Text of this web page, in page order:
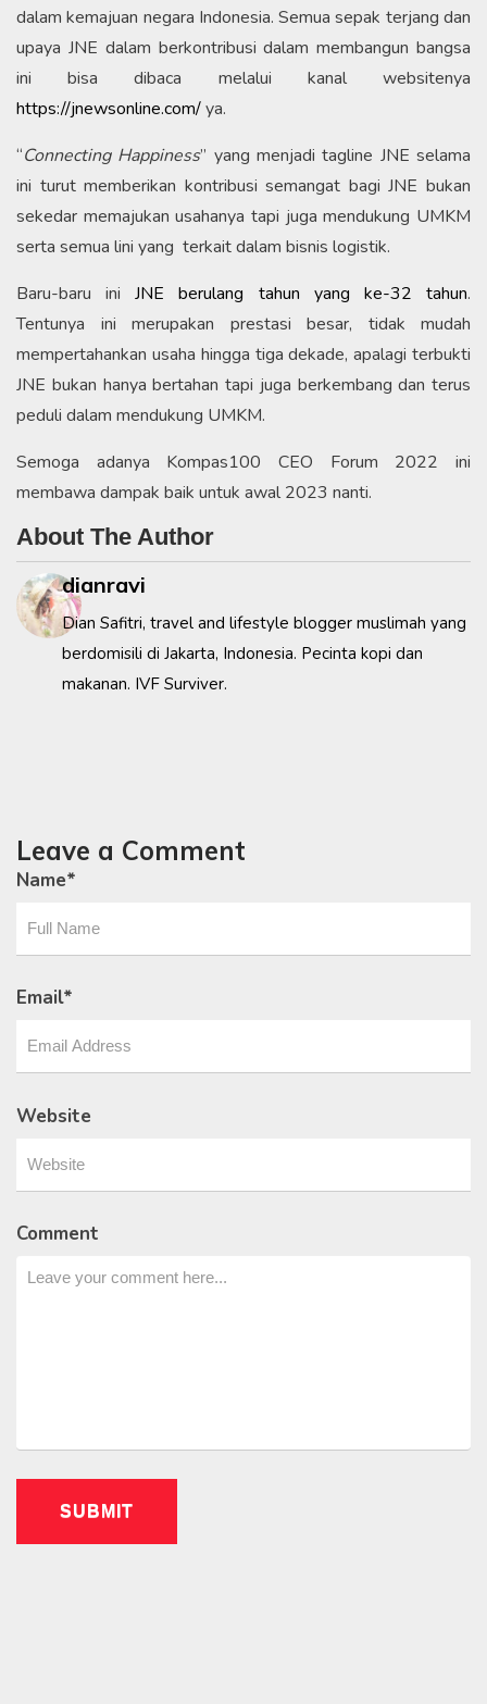
dalam kemajuan negara Indonesia. Semua sepak terjang dan
upaya JNE dalam berkontribusi dalam membangun bangsa
ini bisa dibaca melalui kanal websitenya
https://jnewsonline.com/ya.
“Connecting Happiness” yang menjadi tagline JNE selama
ini turut memberikan kontribusi semangat bagi JNE bukan
sekedar memajukan usahanya tapi juga mendukung UMKM
serta semua lini yang terkait dalam bisnis logistik.
Baru-baru iniJNE berulang tahun yang ke-32 tahun.
Tentunya ini merupakan prestasi besar, tidak mudah
mempertahankan usaha hingga tiga dekade, apalagi terbukti
JNE bukan hanya bertahan tapi juga berkembang dan terus
peduli dalam mendukung UMKM.
Semoga adanya Kompas100 CEO Forum 2022 ini
membawa dampak baik untuk awal 2023 nanti.
About The Author
dianravi
Dian Safitri, travel and lifestyle blogger muslimah yang
berdomisili di Jakarta, Indonesia. Pecinta kopi dan
makanan. IVF Surviver.
Leave a Comment
Name*
Email*
Website
Comment